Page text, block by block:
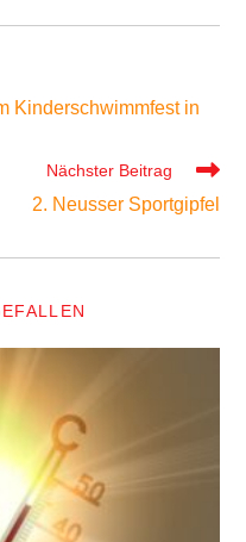
Kinderschwimmfest in
Nächster Beitrag
2. Neusser Sportgipfel